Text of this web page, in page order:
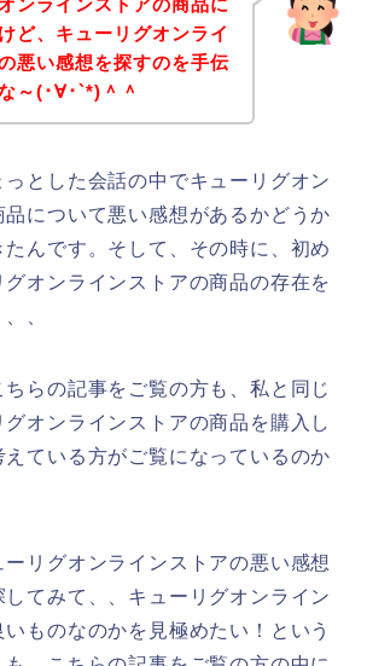
ンラインストアの商品に
ど、キューリグオンライ
悪い感想を探すのを手伝
～(･∀･`*)＾＾
っとした会話の中でキューリグオン
について悪い感想があるかどうか
んです。そして、その時に、初め
オンラインストアの商品の存在を
、
ちらの記事をご覧の方も、私と同じ
オンラインストアの商品を購入し
えている方がご覧になっているのか
リグオンラインストアの悪い感想
てみて、、キューリグオンライン
ものなのかを見極めたい！という